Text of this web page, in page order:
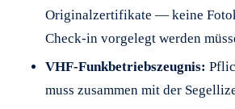
Originalzertifikate — keine
Check-in vorgelegt werden
VHF-Funkbetriebszeugnis:
muss zusammen mit der